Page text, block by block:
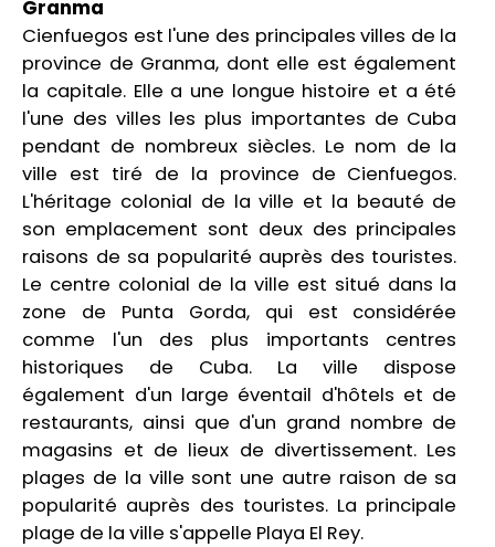
Granma
Cienfuegos est l'une des principales villes de la
province de Granma, dont elle est également
la capitale. Elle a une longue histoire et a été
l'une des villes les plus importantes de Cuba
pendant de nombreux siècles. Le nom de la
ville est tiré de la province de Cienfuegos.
L'héritage colonial de la ville et la beauté de
son emplacement sont deux des principales
raisons de sa popularité auprès des touristes.
Le centre colonial de la ville est situé dans la
zone de Punta Gorda, qui est considérée
comme l'un des plus importants centres
historiques de Cuba. La ville dispose
également d'un large éventail d'hôtels et de
restaurants, ainsi que d'un grand nombre de
magasins et de lieux de divertissement. Les
plages de la ville sont une autre raison de sa
popularité auprès des touristes. La principale
plage de la ville s'appelle Playa El Rey.